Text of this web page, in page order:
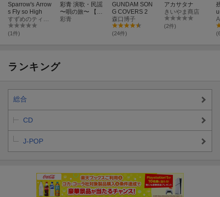
Sparrow's Arrow
s Fly so High
(1件)
彩青 演歌・民謡
〜唄の旅〜 【北
日本・東日本
彩青
GUNDAM SON
G COVERS 2
森口博子
(24件)
アカサタナ
きいやま商店
(2件)
ランキング
総合
CD
J-POP